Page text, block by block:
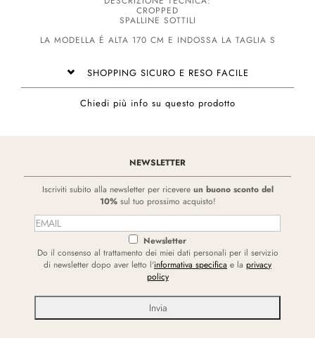
CROPPED
SPALLINE SOTTILI
LA MODELLA É ALTA 170 CM E INDOSSA LA TAGLIA S
SHOPPING SICURO E RESO FACILE
Chiedi più info su questo prodotto
NEWSLETTER
Iscriviti subito alla newsletter per ricevere un buono sconto del
10%sul tuo prossimo acquisto!
Newsletter
Do il consenso al trattamento dei miei dati personali per il servizio
di newsletter dopo aver letto l'informativa specifica e la privacy
policy